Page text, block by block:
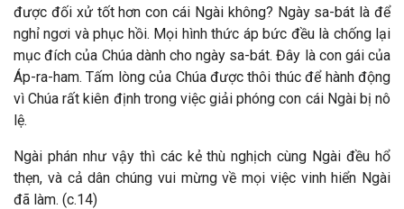
được đối xử tốt hơn con cái Ngài không? Ngày sa-bát là để
nghỉ ngơi và phục hồi. Mọi hình thức áp bức đều là chống lại
mục đích của Chúa dành cho ngày sa-bát. Đây là con gái của
Áp-ra-ham. Tấm lòng của Chúa được thôi thúc để hành động
vì Chúa rất kiên định trong việc giải phóng con cái Ngài bị nô
lệ.
Ngài phán như vậy thì các kẻ thù nghịch cùng Ngài đều hổ
thẹn, và cả dân chúng vui mừng về mọi việc vinh hiển Ngài
đã làm. (c.14)